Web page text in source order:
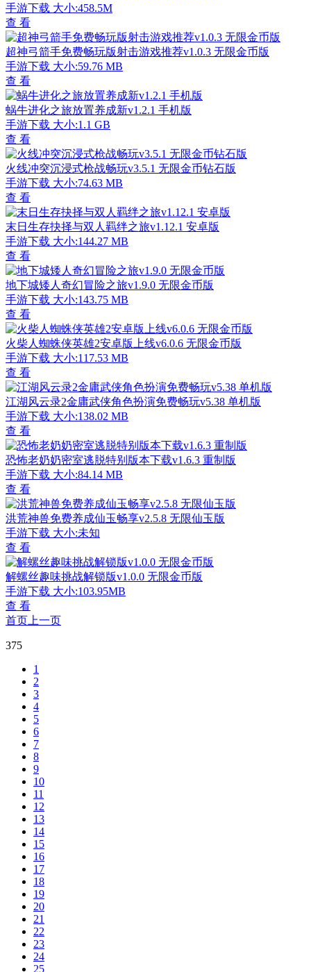
手游下载 大小:458.5M
查 看
超神弓箭手免费畅玩版射击游戏推荐v1.0.3 无限金币版
手游下载 大小:59.76 MB
查 看
蜗牛进化之旅放置养成新v1.2.1 手机版
手游下载 大小:1.1 GB
查 看
火线冲突沉浸式枪战畅玩v3.5.1 无限金币钻石版
手游下载 大小:74.63 MB
查 看
末日生存抉择与双人羁绊之旅v1.12.1 安卓版
手游下载 大小:144.27 MB
查 看
地下城矮人奇幻冒险之旅v1.9.0 无限金币版
手游下载 大小:143.75 MB
查 看
火柴人蜘蛛侠英雄2安卓版上线v6.0.6 无限金币版
手游下载 大小:117.53 MB
查 看
江湖风云录2金庸武侠角色扮演免费畅玩v5.38 单机版
手游下载 大小:138.02 MB
查 看
恐怖老奶奶密室逃脱特别版本下载v1.6.3 重制版
手游下载 大小:84.14 MB
查 看
洪荒神兽免费养成仙玉畅享v2.5.8 无限仙玉版
手游下载 大小:未知
查 看
解螺丝趣味挑战解锁版v1.0.0 无限金币版
手游下载 大小:103.95MB
查 看
首页 上一页
375
1
2
3
4
5
6
7
8
9
10
11
12
13
14
15
16
17
18
19
20
21
22
23
24
25